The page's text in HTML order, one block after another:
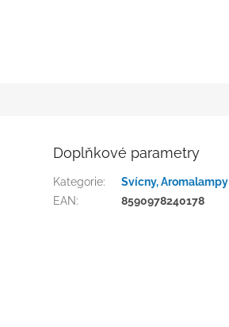
Doplňkové parametry
Kategorie:
Svícny, Aromalampy
EAN: 8590978240178